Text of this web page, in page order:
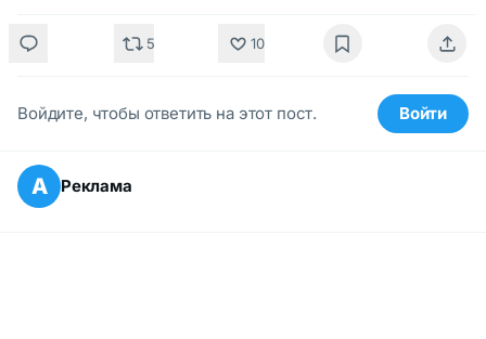
5 10
Войдите, чтобы ответить на этот пост. Войти
А Реклама